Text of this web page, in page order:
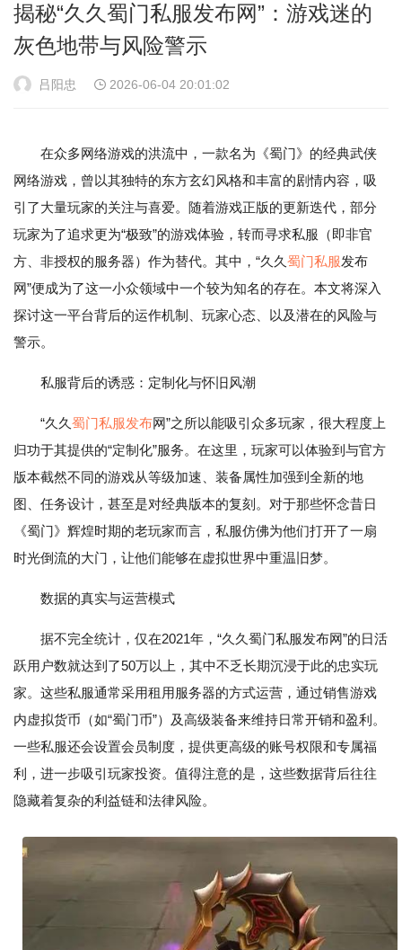
揭秘“久久蜀门私服发布网”：游戏迷的
灰色地带与风险警示
吕阳忠 2026-06-04 20:01:02
在众多网络游戏的洪流中，一款名为《蜀门》的经典武侠
网络游戏，曾以其独特的东方玄幻风格和丰富的剧情内容，吸
引了大量玩家的关注与喜爱。随着游戏正版的更新迭代，部分
玩家为了追求更为“极致”的游戏体验，转而寻求私服（即非官
方、非授权的服务器）作为替代。其中，“久久 蜀门私服发布
网”便成为了这一小众领域中一个较为知名的存在。本文将深入
探讨这一平台背后的运作机制、玩家心态、以及潜在的风险与
警示。
私服背后的诱惑：定制化与怀旧风潮
“久久 蜀门私服发布网”之所以能吸引众多玩家，很大程度上
归功于其提供的“定制化”服务。在这里，玩家可以体验到与官方
版本截然不同的游戏从等级加速、装备属性加强到全新的地
图、任务设计，甚至是对经典版本的复刻。对于那些怀念昔日
《蜀门》辉煌时期的老玩家而言，私服仿佛为他们打开了一扇
时光倒流的大门，让他们能够在虚拟世界中重温旧梦。
数据的真实与运营模式
据不完全统计，仅在2021年，“久久蜀门私服发布网”的日活
跃用户数就达到了50万以上，其中不乏长期沉浸于此的忠实玩
家。这些私服通常采用租用服务器的方式运营，通过销售游戏
内虚拟货币（如“蜀门币”）及高级装备来维持日常开销和盈利。
一些私服还会设置会员制度，提供更高级的账号权限和专属福
利，进一步吸引玩家投资。值得注意的是，这些数据背后往往
隐藏着复杂的利益链和法律风险。